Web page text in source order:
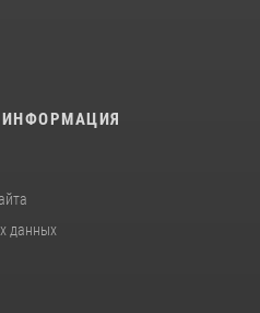
ИНФОРМАЦИЯ
данных